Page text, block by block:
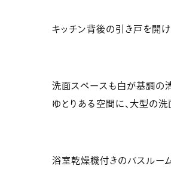
キッチン背後の引き戸を開
洗面スペースも白が基調の
ゆとりある空間に、大型の
浴室乾燥機付きのバスルーム